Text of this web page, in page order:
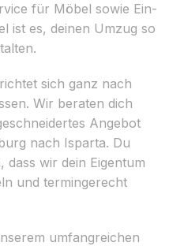
für Möbel sowie Ein-
ist es, deinen Umzug so
sich ganz nach
Wir beraten dich
Angebot
nach Isparta. Du
dass wir dein Eigentum
und termingerecht
umfangreichen